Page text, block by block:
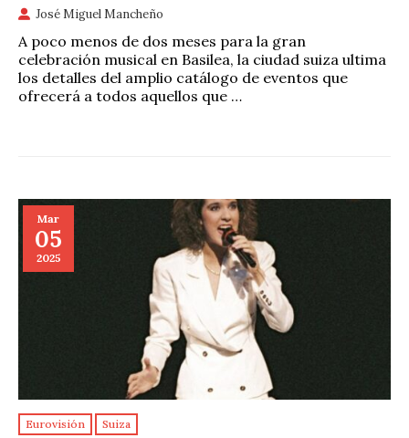
José Miguel Mancheño
A poco menos de dos meses para la gran
celebración musical en Basilea, la ciudad suiza ultima
los detalles del amplio catálogo de eventos que
ofrecerá a todos aquellos que …
Mar
05
2025
Eurovisión Suiza